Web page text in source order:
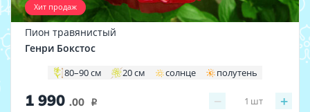
Хит продаж
Пион травянистый
Генри Бокстос
80–90 см 20 см солнце полутень
1 990 .00 i − +
1 шт